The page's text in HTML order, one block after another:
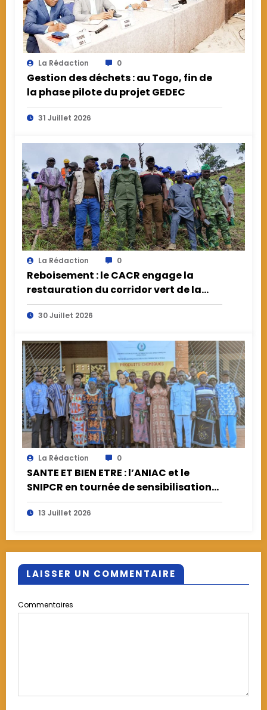
La Rédaction 0
Gestion des déchets : au Togo, fin de
la phase pilote du projet GEDEC
31 Juillet 2026
La Rédaction 0
Reboisement : le CACR engage la
restauration du corridor vert de la
Kozah
30 Juillet 2026
La Rédaction 0
SANTE ET BIEN ETRE : l’ANIAC et le
SNIPCR en tournée de sensibilisation
sur les risques de l’utilisation des
produits chimiques couplée de dons
13 Juillet 2026
LAISSER UN COMMENTAIRE
Commentaires